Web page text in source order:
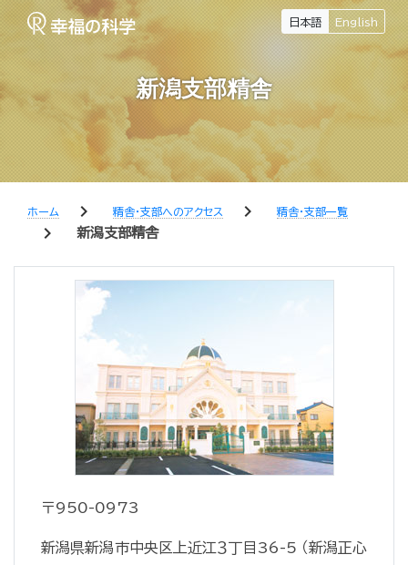
日本語 English
新潟支部精舎
ホーム chevron_right 精舎・支部へのアクセス chevron_right 精舎・支部一覧
chevron_right 新潟支部精舎
〒950-0973
新潟県新潟市中央区上近江３丁目36-5 （新潟正心